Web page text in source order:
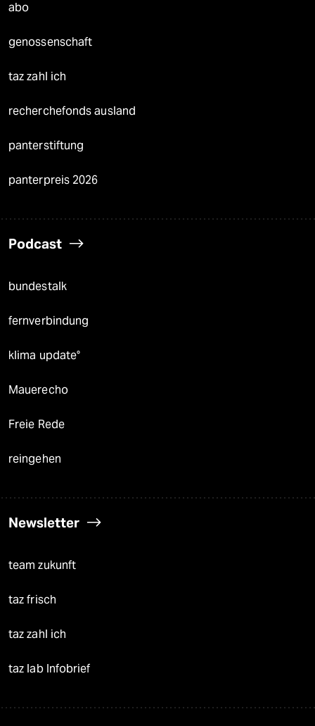
abo
genossenschaft
taz zahl ich
recherchefonds ausland
panterstiftung
panterpreis 2026
Podcast
bundestalk
fernverbindung
klima update°
Mauerecho
Freie Rede
reingehen
Newsletter
team zukunft
taz frisch
taz zahl ich
taz lab Infobrief